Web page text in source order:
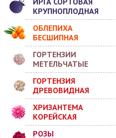
КРУПНОПЛОДНАЯ
ОБЛЕПИХА
БЕСШИПНАЯ
ГОРТЕНЗИИ
МЕТЕЛЬЧАТЫЕ
ГОРТЕНЗИЯ
ДРЕВОВИДНАЯ
ХРИЗАНТЕМА
КОРЕЙСКАЯ
РОЗЫ